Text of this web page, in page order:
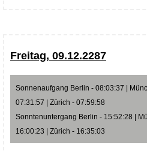
Freitag, 09.12.2287
Sonnenaufgang Berlin - 08:03:37 |
07:31:57 | Zürich - 07:59:58
Sonntenuntergang Berlin - 15:52:28 |
16:00:23 | Zürich - 16:35:03